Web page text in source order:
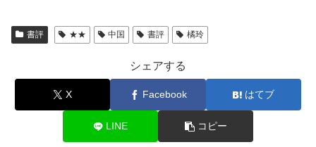
書評 ★★ 中国 書評 橘玲
シェアする
X Facebook はてブ
LINE コピー